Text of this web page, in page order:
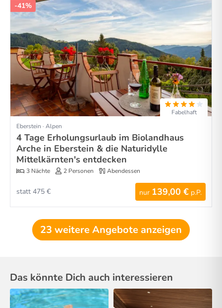
-41%
Fabelhaft
Eberstein · Alpen
4 Tage Erholungsurlaub im Biolandhaus
Arche in Eberstein & die Naturidylle
Mittelkärnten's entdecken
3 Nächte 2 Personen Abendessen
nur 139,00 € p.P.
statt 475 €
23 weitere Angebote anzeigen
Das könnte Dich auch interessieren